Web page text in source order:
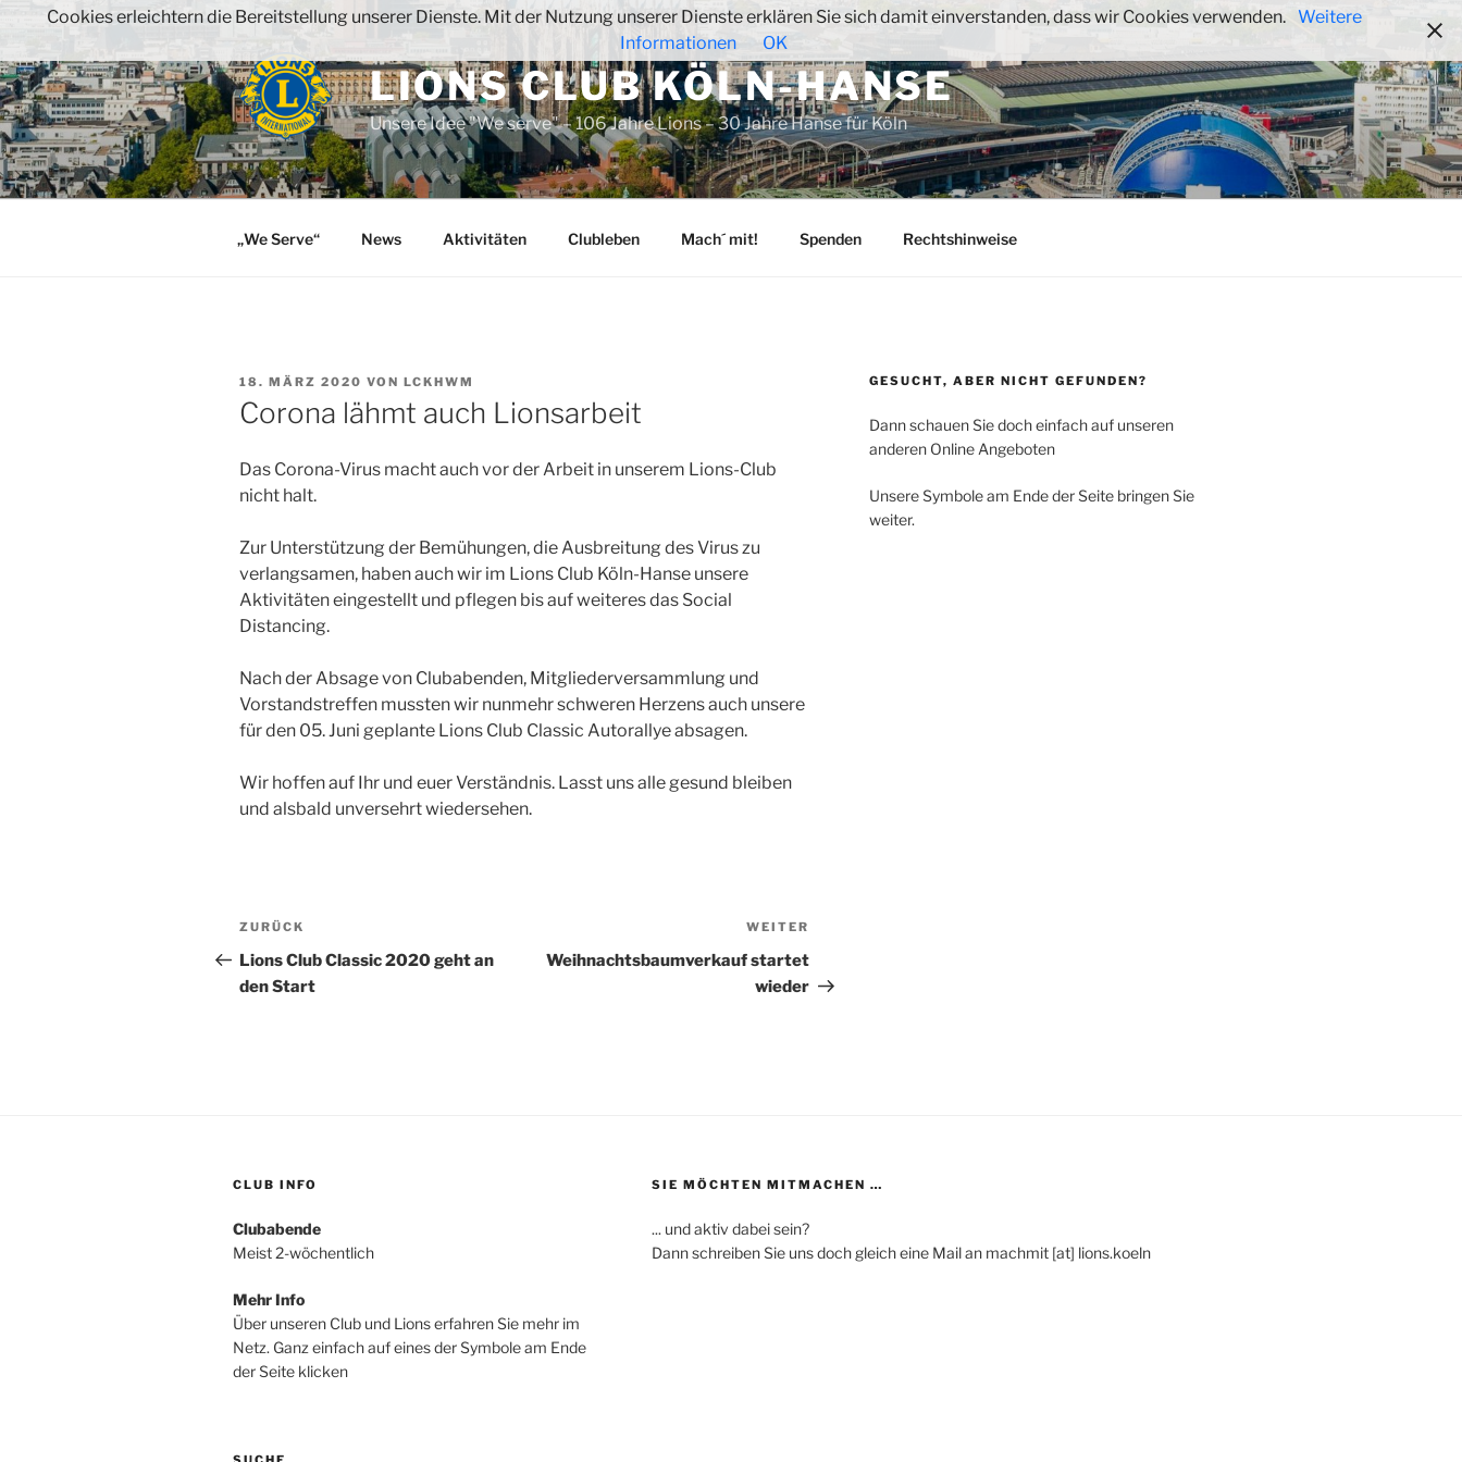
springen
LIONS CLUB KÖLN-HANSE
Unsere Idee "We serve" – 106 Jahre Lions – 30 Jahre Hanse für Köln
„We Serve“ News Aktivitäten Clubleben Mach´ mit! Spenden Rechtshinweise
VERÖFFENTLICHT
AM
18. MÄRZ 2020 VON LCKHWM
Corona lähmt auch Lionsarbeit
Das Corona-Virus macht auch vor der Arbeit in unserem Lions-Club
nicht halt.
Zur Unterstützung der Bemühungen, die Ausbreitung des Virus zu
verlangsamen, haben auch wir im Lions Club Köln-Hanse unsere
Aktivitäten eingestellt und pflegen bis auf weiteres das Social
Distancing.
Nach der Absage von Clubabenden, Mitgliederversammlung und
Vorstandstreffen mussten wir nunmehr schweren Herzens auch unsere
für den 05. Juni geplante Lions Club Classic Autorallye absagen.
Wir hoffen auf Ihr und euer Verständnis. Lasst uns alle gesund bleiben
und alsbald unversehrt wiedersehen.
Beitragsnavigation
Vorheriger
Beitrag
ZURÜCK
Lions Club Classic 2020 geht an
den Start
Beitrag
WEITER
Weihnachtsbaumverkauf startet
wieder
GESUCHT, ABER NICHT GEFUNDEN?
Dann schauen Sie doch einfach auf unseren
anderen Online Angeboten
Unsere Symbole am Ende der Seite bringen Sie
weiter.
CLUB INFO
Clubabende
Meist 2-wöchentlich
Mehr Info
Über unseren Club und Lions erfahren Sie mehr im
Netz. Ganz einfach auf eines der Symbole am Ende
der Seite klicken
SIE MÖCHTEN MITMACHEN …
... und aktiv dabei sein?
Dann schreiben Sie uns doch gleich eine Mail an machmit [at] lions.koeln
Cookies erleichtern die Bereitstellung unserer Dienste. Mit der Nutzung unserer Dienste erklären Sie sich damit einverstanden, dass wir Cookies verwenden. Weitere
Informationen
OK